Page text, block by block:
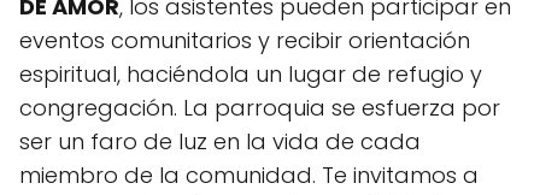
DE AMOR, los asistentes pueden participar en
eventos comunitarios y recibir orientación
espiritual, haciéndola un lugar de refugio y
congregación. La parroquia se esfuerza por
ser un faro de luz en la vida de cada
miembro de la comunidad. Te invitamos a